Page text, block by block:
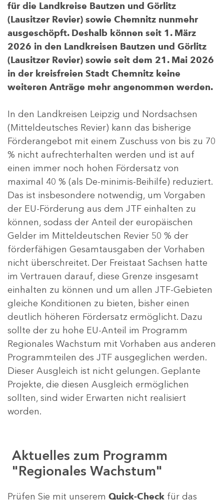
für die Landkreise Bautzen und Görlitz
(Lausitzer Revier) sowie Chemnitz nunmehr
ausgeschöpft. Deshalb können seit 1. März
2026 in den Landkreisen Bautzen und Görlitz
(Lausitzer Revier) sowie seit dem 21. Mai 2026
in der kreisfreien Stadt Chemnitz keine
weiteren Anträge mehr angenommen werden.
In den Landkreisen Leipzig und Nordsachsen
(Mitteldeutsches Revier) kann das bisherige
Förderangebot mit einem Zuschuss von bis zu 70
% nicht aufrechterhalten werden und ist auf
einen immer noch hohen Fördersatz von
maximal 40 % (als De-minimis-Beihilfe) reduziert.
Das ist insbesondere notwendig, um Vorgaben
der EU-Förderung aus dem JTF einhalten zu
können, sodass der Anteil der europäischen
Gelder im Mitteldeutschen Revier 50 % der
förderfähigen Gesamtausgaben der Vorhaben
nicht überschreitet. Der Freistaat Sachsen hatte
im Vertrauen darauf, diese Grenze insgesamt
einhalten zu können und um allen JTF-Gebieten
gleiche Konditionen zu bieten, bisher einen
deutlich höheren Fördersatz ermöglicht. Dazu
sollte der zu hohe EU-Anteil im Programm
Regionales Wachstum mit Vorhaben aus anderen
Programmteilen des JTF ausgeglichen werden.
Dieser Ausgleich ist nicht gelungen. Geplante
Projekte, die diesen Ausgleich ermöglichen
sollten, sind wider Erwarten nicht realisiert
worden.
Aktuelles zum Programm
"Regionales Wachstum"
Prüfen Sie mit unserem Quick-Check für das